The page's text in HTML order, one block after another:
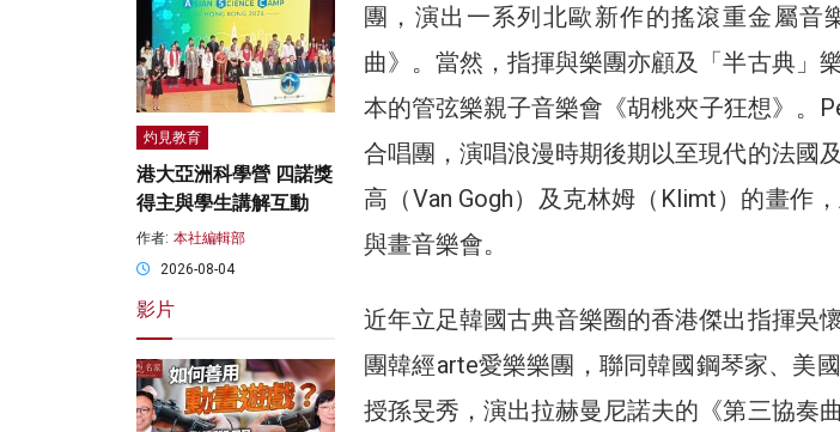
團，演出一系列北歐新作的搖滾重金屬音
曲》。當然，指揮與樂團亦顧及「半古典」
本的管弦樂親子音樂會《胡桃夾子狂想》。
合唱團，演唱浪漫時期後期以至現代的法國
高（Van Gogh）及克林姆（Klimt）的畫作
與畫音樂會。
近年立足韓國古典音樂圈的香港傑出指揮吳
團韓經arte愛樂樂團，聯同韓國鋼琴家、美
授孫旻秀，演出拉赫曼尼諾夫的《第三協奏
灼見教育
港大亞洲科學營 四諾獎
得主與學生講解互動
作者: 本社編輯部
2026-08-04
影片